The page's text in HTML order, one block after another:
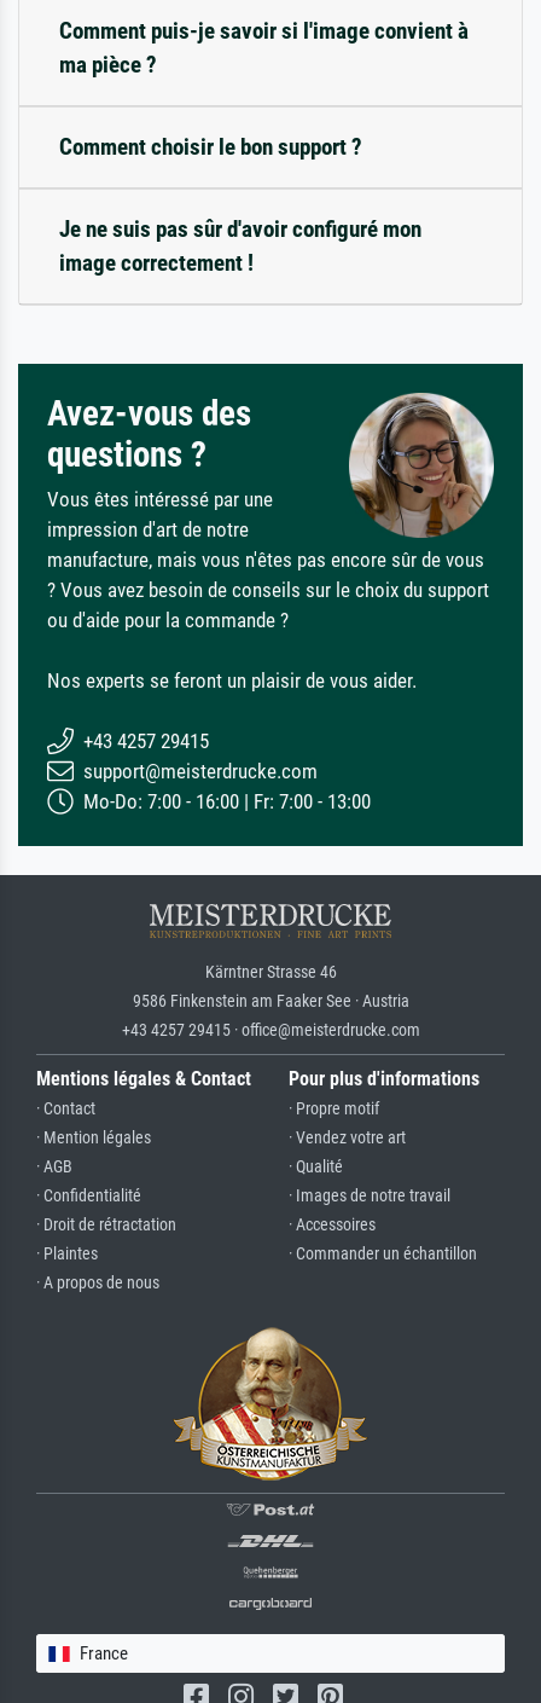
Comment puis-je savoir si l'image convient à
ma pièce ?
Comment choisir le bon support ?
Je ne suis pas sûr d'avoir configuré mon
image correctement !
Avez-vous des
questions ?
Vous êtes intéressé par une
impression d'art de notre
manufacture, mais vous n'êtes pas encore sûr de vous
? Vous avez besoin de conseils sur le choix du support
ou d'aide pour la commande ?
Nos experts se feront un plaisir de vous aider.
+43 4257 29415
support@meisterdrucke.com
Mo-Do: 7:00 - 16:00 | Fr: 7:00 - 13:00
Kärntner Strasse 46
9586 Finkenstein am Faaker See · Austria
+43 4257 29415 · office@meisterdrucke.com
Mentions légales & Contact
· Contact
· Mention légales
· AGB
· Confidentialité
· Droit de rétractation
· Plaintes
· A propos de nous
Pour plus d'informations
· Propre motif
· Vendez votre art
· Qualité
· Images de notre travail
· Accessoires
· Commander un échantillon
France